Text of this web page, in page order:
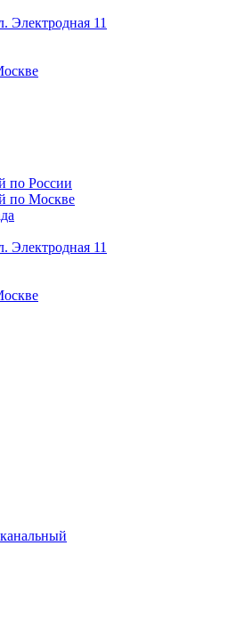
Электродная 11
по России
по Москве
Электродная 11